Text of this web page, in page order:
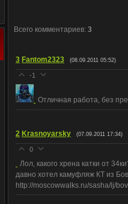
Всего комментариев: 3
3 Fantom2323 (08.09.2011 05:52)
-1
Отличная работа, без
2 Krasnoyarsky (07.09.2011 17:34)
0
Лол, какого хрена катки от
давно хотел камуфляж КТ из
http://moscowwalks.ru/sasha/lj/